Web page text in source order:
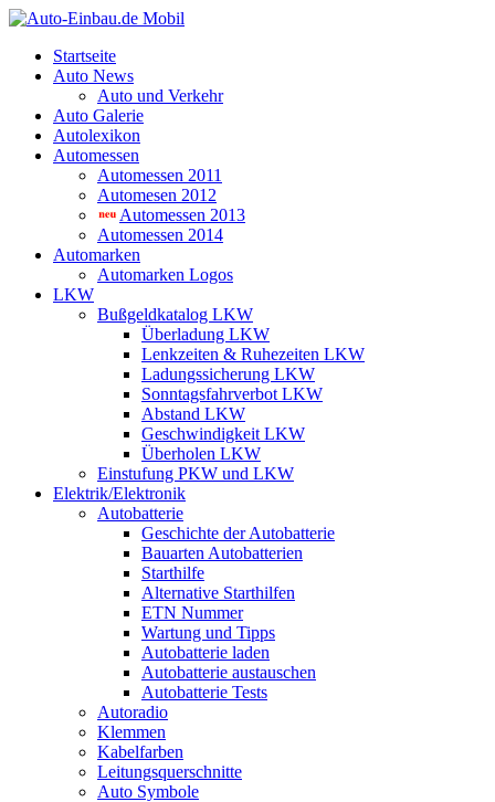
Startseite
Auto News
Auto und Verkehr
Auto Galerie
Autolexikon
Automessen
Automessen 2011
Automesen 2012
Automessen 2013
Automessen 2014
Automarken
Automarken Logos
LKW
Bußgeldkatalog LKW
Überladung LKW
Lenkzeiten & Ruhezeiten LKW
Ladungssicherung LKW
Sonntagsfahrverbot LKW
Abstand LKW
Geschwindigkeit LKW
Überholen LKW
Einstufung PKW und LKW
Elektrik/Elektronik
Autobatterie
Geschichte der Autobatterie
Bauarten Autobatterien
Starthilfe
Alternative Starthilfen
ETN Nummer
Wartung und Tipps
Autobatterie laden
Autobatterie austauschen
Autobatterie Tests
Autoradio
Klemmen
Kabelfarben
Leitungsquerschnitte
Auto Symbole